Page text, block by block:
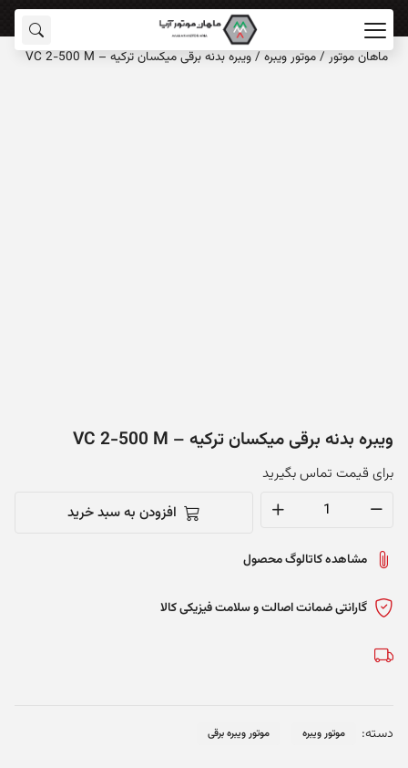
ماهان‌ موتور /موتور ویبره/ویبره بدنه برقی میکسان ترکیه – VC 2-500 M
ویبره بدنه برقی میکسان ترکیه – VC 2-500 M
برای قیمت تماس بگیرید
برقی
ترکیه
VC
عدد
افزودن به سبد خرید
مشاهده کاتالوگ محصول
گارانتی ضمانت اصالت و سلامت فیزیکی کالا
دسته: موتور ویبره موتور ویبره برقی